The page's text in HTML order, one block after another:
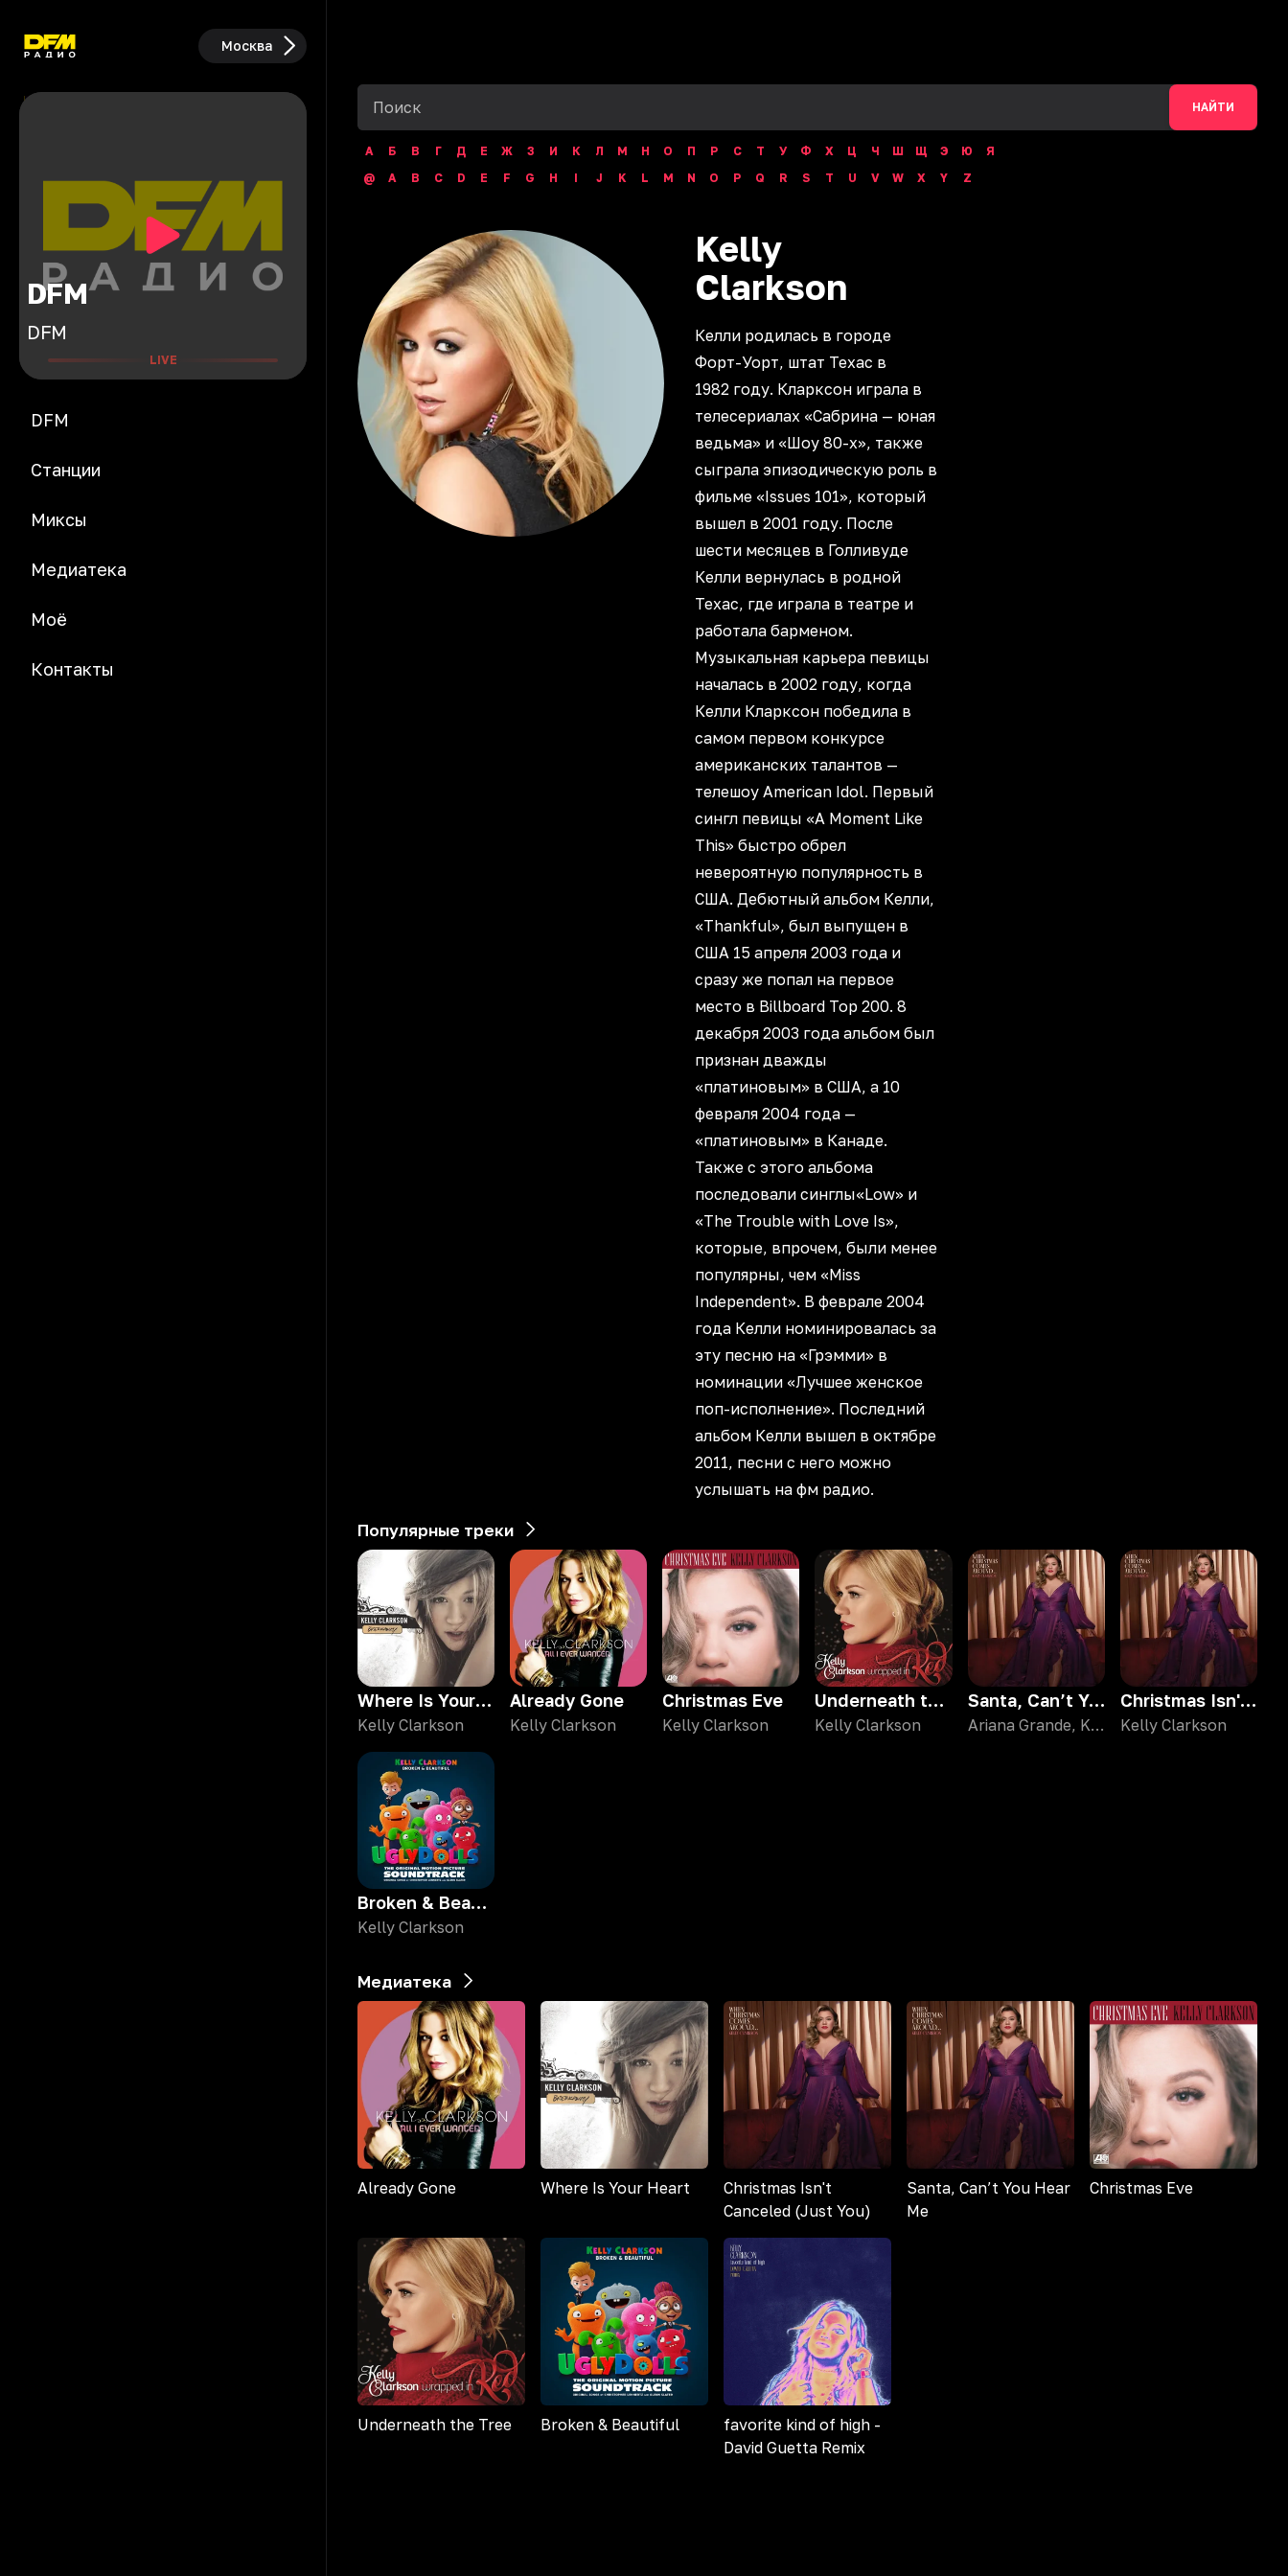
Москва
DFM
DFM
LIVE
DFM
Станции
Миксы
Медиатека
Моё
Контакты
НАЙТИ
А Б В Г Д Е Ж З И К Л М Н О П Р С Т У Ф Х Ц Ч Ш Щ Э Ю
Я
@
A B C D E F G H I J K L M N O P Q R S T U V W X Y Z
Kelly
Clarkson
Келли родилась в городе
Форт-Уорт, штат Техас в
1982 году. Кларксон играла в
телесериалах «Сабрина — юная
ведьма» и «Шоу 80-х», также
сыграла эпизодическую роль в
фильме «Issues 101», который
вышел в 2001 году. После
шести месяцев в Голливуде
Келли вернулась в родной
Техас, где играла в театре и
работала барменом.
Музыкальная карьера певицы
началась в 2002 году, когда
Келли Кларксон победила в
самом первом конкурсе
американских талантов —
телешоу American Idol. Первый
сингл певицы «A Moment Like
This» быстро обрел
невероятную популярность в
США. Дебютный альбом Келли,
«Thankful», был выпущен в
США 15 апреля 2003 года и
сразу же попал на первое
место в Billboard Top 200. 8
декабря 2003 года альбом был
признан дважды
«платиновым» в США, а 10
февраля 2004 года —
«платиновым» в Канаде.
Также с этого альбома
последовали синглы«Low» и
«The Trouble with Love Is»,
которые, впрочем, были менее
популярны, чем «Miss
Independent». В феврале 2004
года Келли номинировалась за
эту песню на «Грэмми» в
номинации «Лучшее женское
поп-исполнение». Последний
альбом Келли вышел в октябре
2011, песни с него можно
услышать на фм радио.
Популярные треки
Where Is Your Heart
Kelly Clarkson
Already Gone
Kelly Clarkson
Christmas Eve
Kelly Clarkson
Underneath the Tree
Kelly Clarkson
Santa, Can’t You Hear Me
Ariana Grande, Kelly Clarkson
Christmas Isn't Canceled (Just You)
Kelly Clarkson
Broken & Beautiful
Kelly Clarkson
Медиатека
Already Gone Where Is Your Heart
Christmas Isn't
Canceled (Just You)
Santa, Can’t You Hear
Me
Christmas Eve
Underneath the Tree Broken & Beautiful
favorite kind of high -
David Guetta Remix